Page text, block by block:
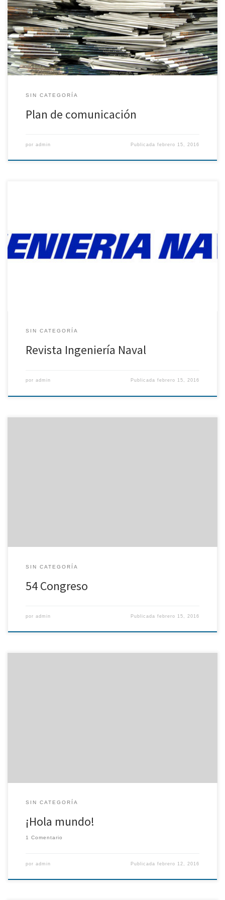
en todas las actividades relacionadas con el Plan de
Comunicación (organización de eventos, web, planificación de
actividades, etc.). Además, desde la revista se han realizado
difusión de las notas […]
SIN CATEGORÍA
Plan de comunicación
por admin Publicadafebrero 15, 2016
continuación: Durante el año 2015 se llevaron a cabo las siguientes
actividades dentro de la Revista Ingeniería Naval: Publicación
periódica de los 11 números anuales así como de unos informes
mensuales sobre el estado del sector marítimo cuyas cifras sirven
SIN CATEGORÍA
Revista Ingeniería Naval
por admin Publicadafebrero 15, 2016
SIN CATEGORÍA
54 Congreso
por admin Publicadafebrero 15, 2016
SIN CATEGORÍA
¡Hola mundo!
1 Comentario
por admin Publicadafebrero 12, 2016